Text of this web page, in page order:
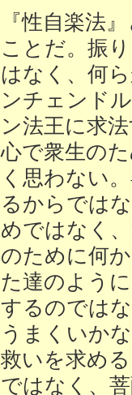
『性自楽法
ことだ。振
はなく、何
ンチェンド
ン法王に求
心で衆生の
く思わない
るからでは
めではなく
のために何
た達のよう
するのでは
うまくいか
救いを求め
ではなく、